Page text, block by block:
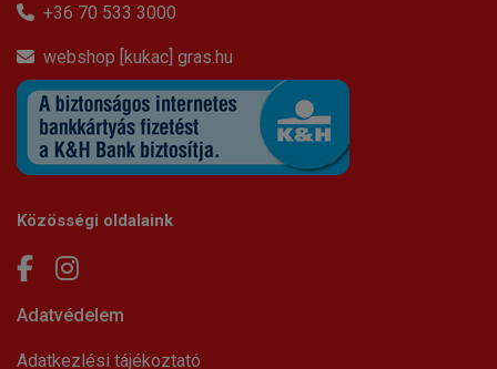
+36 70 533 3000
webshop [kukac] gras.hu
Közösségi oldalaink
Adatvédelem
Adatkezlési tájékoztató